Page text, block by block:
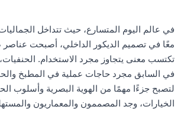
في عالم اليوم المتسارع، حيث تتداخل الجماليات
معًا في تصميم الديكور الداخلي، أصبحت عناصر
تكتسب معنى يتجاوز مجرد الاستخدام. الحنفيات،
في السابق مجرد حاجات عملية في المطبخ
لتصبح جزءًا مهمًا من الهوية البصرية وأسلوب
الخيارات، وجد المصممون والمعماريون